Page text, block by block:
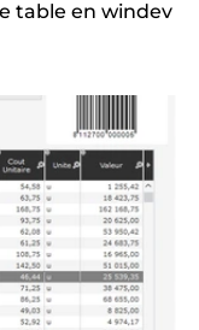
table en windev